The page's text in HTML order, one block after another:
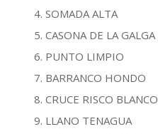
SOMADA ALTA
CASONA DE LA GALGA
PUNTO LIMPIO
BARRANCO HONDO
CRUCE RISCO BLANCO
LLANO TENAGUA